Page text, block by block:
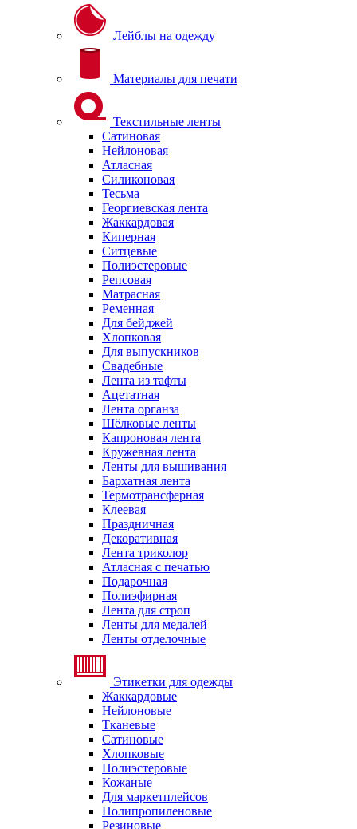
Лейблы на одежду
Материалы для печати
Текстильные ленты
Сатиновая
Нейлоновая
Атласная
Силиконовая
Тесьма
Георгиевская лента
Жаккардовая
Киперная
Ситцевые
Полиэстеровые
Репсовая
Матрасная
Ременная
Для бейджей
Хлопковая
Для выпускников
Свадебные
Лента из тафты
Ацетатная
Лента органза
Шёлковые ленты
Капроновая лента
Кружевная лента
Ленты для вышивания
Бархатная лента
Термотрансферная
Клеевая
Праздничная
Декоративная
Лента триколор
Атласная с печатью
Подарочная
Полиэфирная
Лента для строп
Ленты для медалей
Ленты отделочные
Этикетки для одежды
Жаккардовые
Нейлоновые
Тканевые
Сатиновые
Хлопковые
Полиэстеровые
Кожаные
Для маркетплейсов
Полипропиленовые
Резиновые